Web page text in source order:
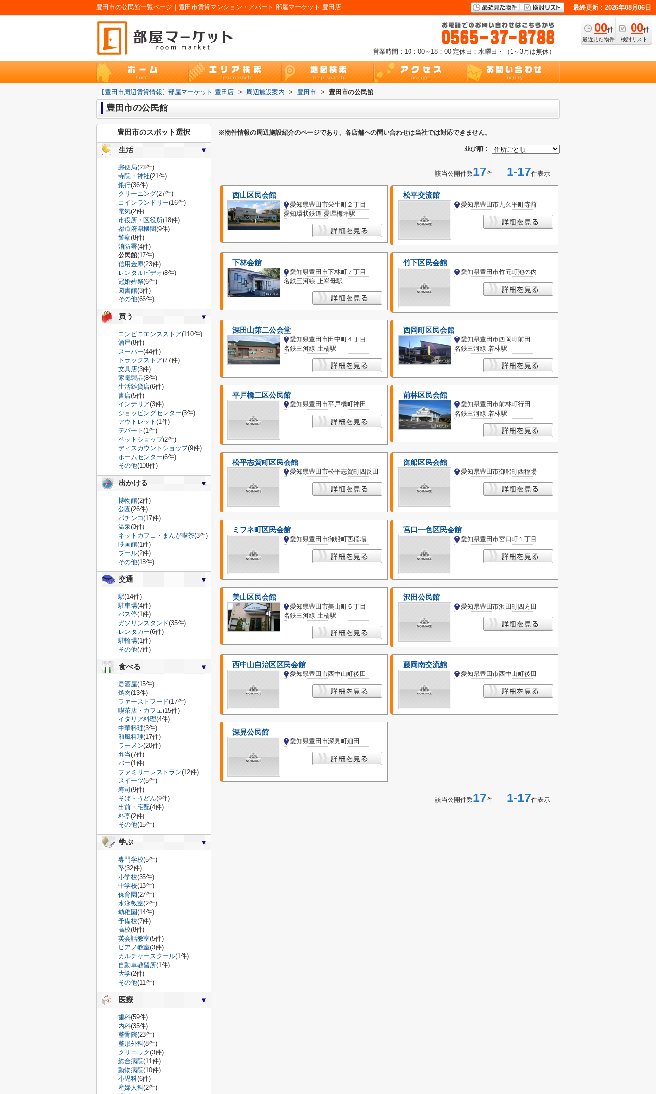
豊田市の公民館一覧ページ｜豊田市賃貸マンション・アパート 部屋マーケット 豊田店 最終更新：2026年08月06日
00件
最近見た物件
00件
検討リスト
営業時間：10：00～18：00 定休日：水曜日・（1～3月は無休）
【豊田市周辺賃貸情報】部屋マーケット 豊田店 > 周辺施設案内 > 豊田市 > 豊田市の公民館
豊田市の公民館
※物件情報の周辺施設紹介のページであり、各店舗への問い合わせは当社では対応できません。
並び順：
該当公開件数17件 1-17件表示
西山区民会館
愛知県豊田市栄生町２丁目
愛知環状鉄道 愛環梅坪駅
松平交流館
愛知県豊田市九久平町寺前
下林会館
愛知県豊田市下林町７丁目
名鉄三河線 上挙母駅
竹下区民会館
愛知県豊田市竹元町池の内
深田山第二公会堂
愛知県豊田市田中町４丁目
名鉄三河線 土橋駅
西岡町区民会館
愛知県豊田市西岡町前田
名鉄三河線 若林駅
平戸橋二区公民館
愛知県豊田市平戸橋町神田
前林区民会館
愛知県豊田市前林町行田
名鉄三河線 若林駅
松平志賀町区民会館
愛知県豊田市松平志賀町四反田
御船区民会館
愛知県豊田市御船町西稲場
ミフネ町区民会館
愛知県豊田市御船町西稲場
宮口一色区民会館
愛知県豊田市宮口町１丁目
美山区民会館
愛知県豊田市美山町５丁目
名鉄三河線 土橋駅
沢田公民館
愛知県豊田市沢田町四方田
西中山自治区区民会館
愛知県豊田市西中山町後田
藤岡南交流館
愛知県豊田市西中山町後田
深見公民館
愛知県豊田市深見町細田
該当公開件数17件 1-17件表示
豊田市のスポット選択
生活
郵便局(23件)
寺院・神社(21件)
銀行(36件)
クリーニング(27件)
コインランドリー(16件)
電気(2件)
市役所・区役所(18件)
都道府県機関(9件)
警察(8件)
消防署(4件)
公民館(17件)
信用金庫(23件)
レンタルビデオ(8件)
冠婚葬祭(6件)
図書館(3件)
その他(66件)
買う
コンビニエンスストア(110件)
酒屋(8件)
スーパー(44件)
ドラッグストア(77件)
文具店(3件)
家電製品(8件)
生活雑貨店(6件)
書店(5件)
インテリア(3件)
ショッピングセンター(3件)
アウトレット (1件)
デパート (1件)
ペットショップ(2件)
ディスカウントショップ(9件)
ホームセンター(6件)
その他(108件)
出かける
博物館(2件)
公園(26件)
パチンコ(17件)
温泉(3件)
ネットカフェ・まんが喫茶(3件)
映画館(1件)
プール(2件)
その他(18件)
交通
駅(14件)
駐車場(4件)
バス停(1件)
ガソリンスタンド(35件)
レンタカー(6件)
駐輪場(1件)
その他(7件)
食べる
居酒屋(15件)
焼肉(13件)
ファーストフード(17件)
喫茶店・カフェ(15件)
イタリア料理(4件)
中華料理(3件)
和風料理(17件)
ラーメン(20件)
弁当(7件)
バー(1件)
ファミリーレストラン(12件)
スイーツ(5件)
寿司 (9件)
そば・うどん(9件)
出前・宅配(4件)
料亭(2件)
その他(15件)
学ぶ
専門学校(5件)
塾(32件)
小学校(35件)
中学校(13件)
保育園(27件)
水泳教室(2件)
幼稚園(14件)
予備校(7件)
高校(8件)
英会話教室(5件)
ピアノ教室(3件)
カルチャースクール(1件)
自動車教習所(1件)
大学(2件)
その他(11件)
医療
歯科(59件)
内科(35件)
整骨院(23件)
整形外科(8件)
クリニック(3件)
総合病院(11件)
動物病院(10件)
小児科(6件)
産婦人科(2件)